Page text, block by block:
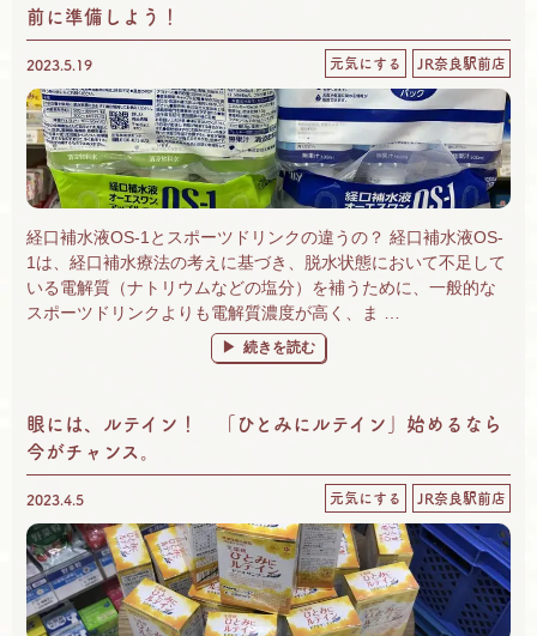
前に準備しよう！
2023.5.19 元気にする JR奈良駅前店
経口補水液OS-1とスポーツドリンクの違うの？ 経口補水液OS-
1は、経口補水療法の考えに基づき、脱水状態において不足して
いる電解質（ナトリウムなどの塩分）を補うために、一般的な
スポーツドリンクよりも電解質濃度が高く、ま …
“経口補水液とスポーツドリンクの違い。脱
続きを読む
眼には、ルテイン！ 「ひとみにルテイン」始めるなら
今がチャンス。
2023.4.5 元気にする JR奈良駅前店